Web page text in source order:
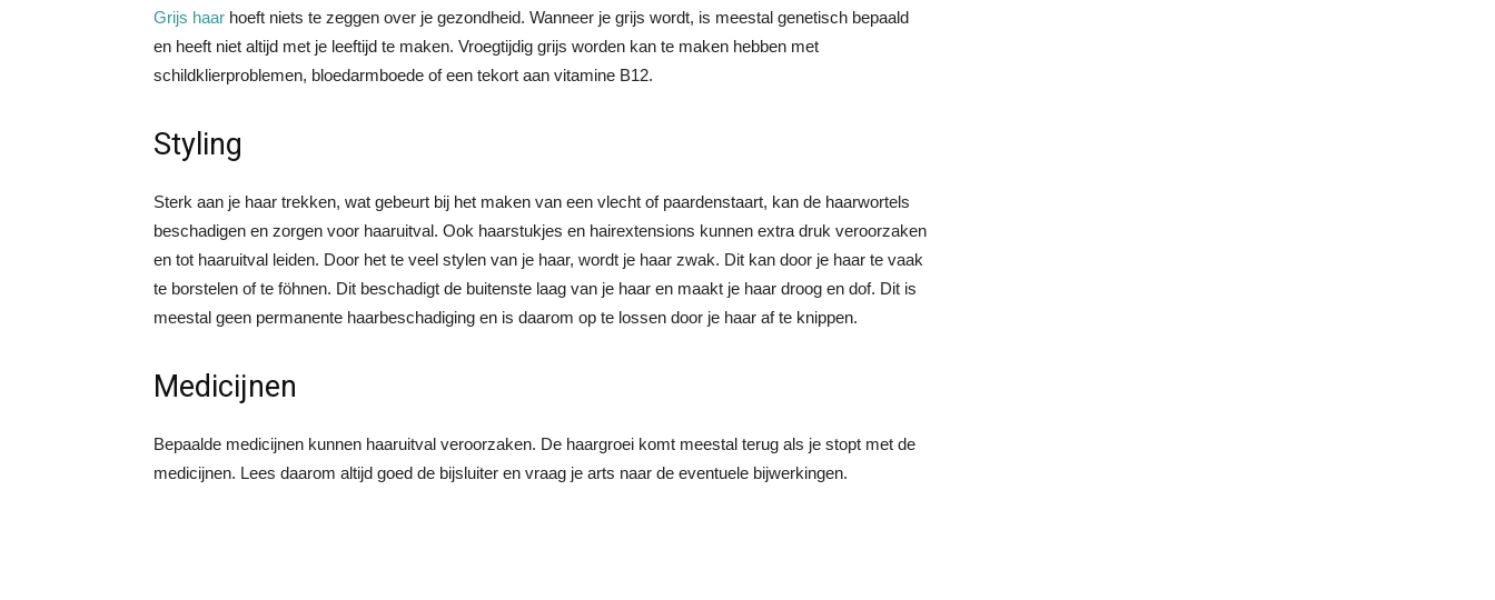
Grijs haar hoeft niets te zeggen over je gezondheid. Wanneer je grijs wordt, is meestal genetisch bepaald
en heeft niet altijd met je leeftijd te maken. Vroegtijdig grijs worden kan te maken hebben met
schildklierproblemen, bloedarmboede of een tekort aan vitamine B12.
Styling
Sterk aan je haar trekken, wat gebeurt bij het maken van een vlecht of paardenstaart, kan de haarwortels
beschadigen en zorgen voor haaruitval. Ook haarstukjes en hairextensions kunnen extra druk veroorzaken
en tot haaruitval leiden. Door het te veel stylen van je haar, wordt je haar zwak. Dit kan door je haar te vaak
te borstelen of te föhnen. Dit beschadigt de buitenste laag van je haar en maakt je haar droog en dof. Dit is
meestal geen permanente haarbeschadiging en is daarom op te lossen door je haar af te knippen.
Medicijnen
Bepaalde medicijnen kunnen haaruitval veroorzaken. De haargroei komt meestal terug als je stopt met de
medicijnen. Lees daarom altijd goed de bijsluiter en vraag je arts naar de eventuele bijwerkingen.